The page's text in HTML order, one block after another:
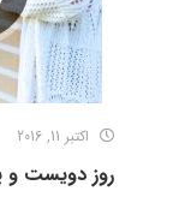
اکتبر 11, 2016
روز دویست و